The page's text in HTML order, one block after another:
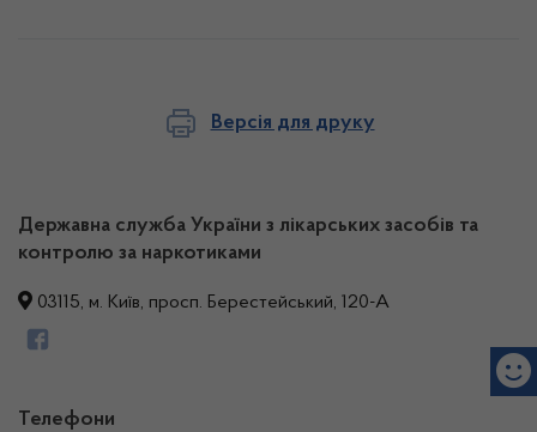
Версія для друку
Державна служба України з лікарських засобів та
контролю за наркотиками
03115, м. Київ, просп. Берестейський, 120-А
Телефони